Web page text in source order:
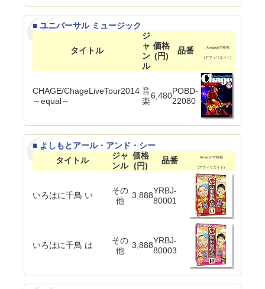
■ ユニバーサル ミュージック
タイトル
ジ
ャ
ン
ル
価格
(円)
品番 Amazonで検索
(アフィリエイト)
CHAGE/ChageLiveTour2014
～equal～
音
楽
6,480POBD-
22080
■ よしもとアール・アンド・シー
タイトル
ジャ
ンル
価格
(円)
品番 Amazonで検索
(アフィリエイト)
いろはに千鳥 い
その
他
3,888YRBJ-
80001
いろはに千鳥 は
その
他
3,888YRBJ-
80003